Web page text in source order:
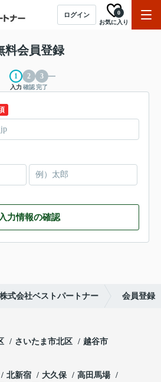
ログイン
お気に入り
0
料会員登録
入力 確認完了
入力情報の確認
式会社ベストパートナー 会員登録
さいたま市北区 越谷市
北新宿 大久保
高田馬場